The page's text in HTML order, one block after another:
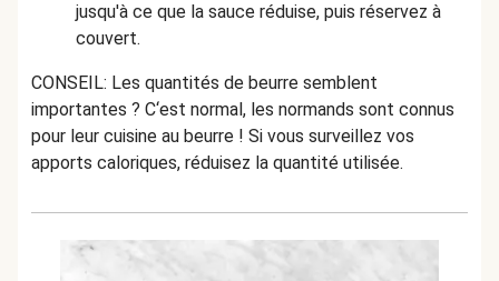
jusqu'à ce que la sauce réduise, puis réservez à
couvert.
CONSEIL: Les quantités de beurre semblent
importantes ? C‘est normal, les normands sont connus
pour leur cuisine au beurre ! Si vous surveillez vos
apports caloriques, réduisez la quantité utilisée.